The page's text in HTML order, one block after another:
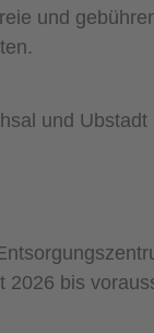
und
und Ubstadt
2026 bis